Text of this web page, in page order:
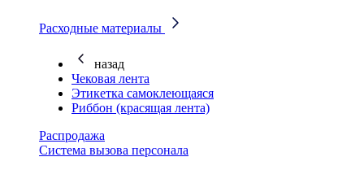
Расходные материалы
назад
Чековая лента
Этикетка самоклеющаяся
Риббон (красящая лента)
Распродажа
Система вызова персонала